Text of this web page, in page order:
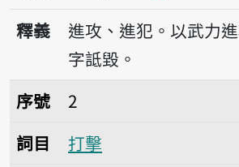
播放音讀
釋義
進攻、進犯。以武力
字詆毀。
序號2打擊
序號
2
詞目
打擊